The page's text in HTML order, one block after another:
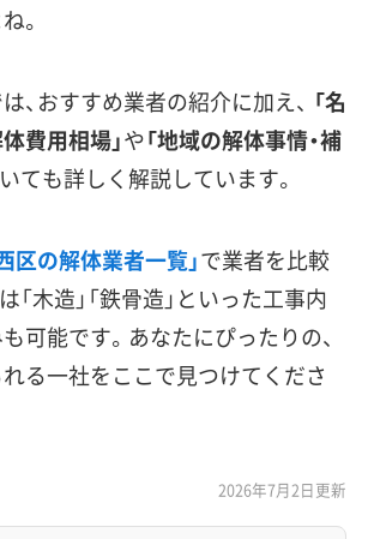
。
、おすすめ業者の紹介に加え、 「名
費用相場」や「地域の解体事情・補
ても詳しく解説しています。
区の解体業者一覧」で業者を比較
「木造」「鉄骨造」といった工事内
可能です。あなたにぴったりの、
る一社をここで見つけてくださ
2026年7月2日更新